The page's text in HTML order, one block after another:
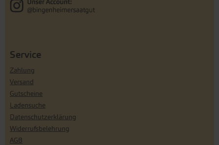
Service
Zahlung
Versand
Gutscheine
Ladensuche
Datenschutzerklärung
Widerrufsbelehrung
AGB